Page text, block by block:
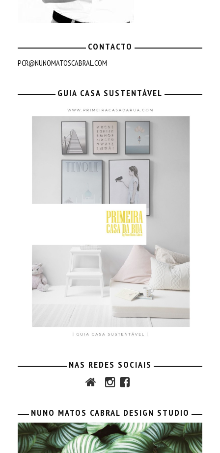
CONTACTO
PCR@NUNOMATOSCABRAL.COM
GUIA CASA SUSTENTÁVEL
NAS REDES SOCIAIS
NUNO MATOS CABRAL DESIGN STUDIO